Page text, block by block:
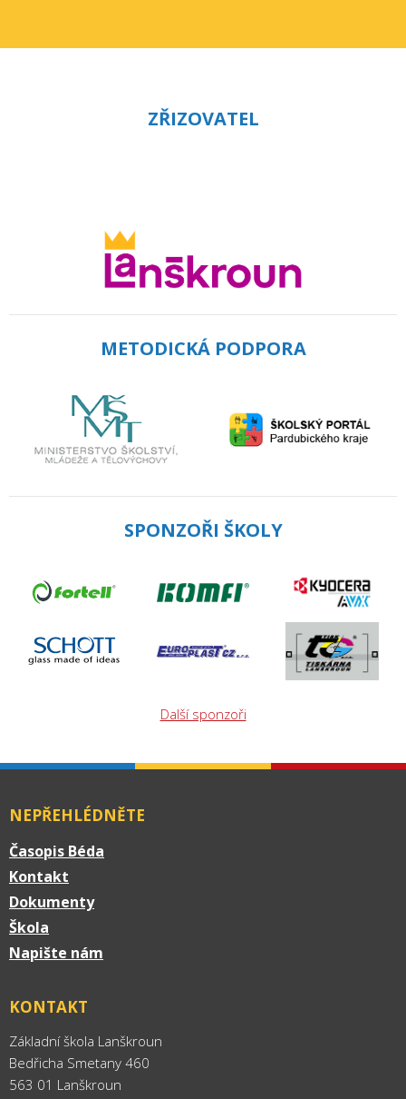
ZŘIZOVATEL
METODICKÁ PODPORA
SPONZOŘI ŠKOLY
Další sponzoři
NEPŘEHLÉDNĚTE
Časopis Béda
Kontakt
Dokumenty
Škola
Napište nám
KONTAKT
Základní škola Lanškroun
Bedřicha Smetany 460
563 01 Lanškroun